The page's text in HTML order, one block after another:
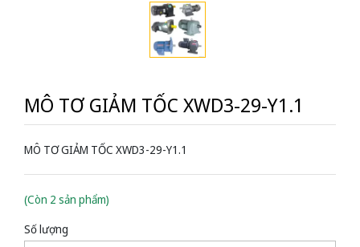
MÔ TƠ GIẢM TỐC XWD3-29-Y1.1
MÔ TƠ GIẢM TỐC XWD3-29-Y1.1
(Còn 2 sản phẩm)
Số lượng